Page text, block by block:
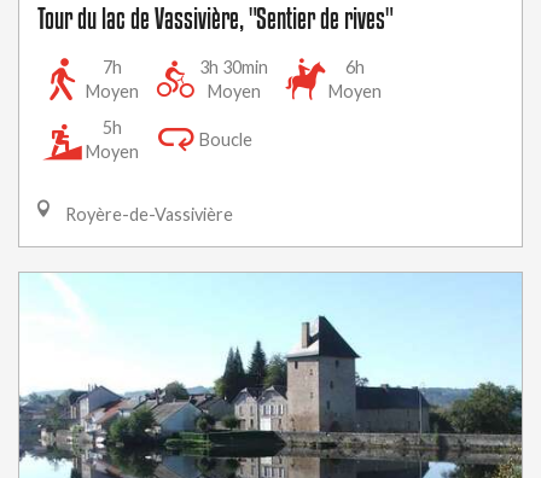
Tour du lac de Vassivière, "Sentier de rives"
7h
Moyen
3h 30min
Moyen
6h
Moyen
5h
Moyen
Boucle
Royère-de-Vassivière